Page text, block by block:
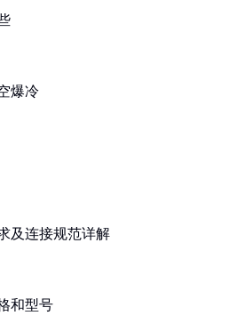
爆冷
及连接规范详解
和型号